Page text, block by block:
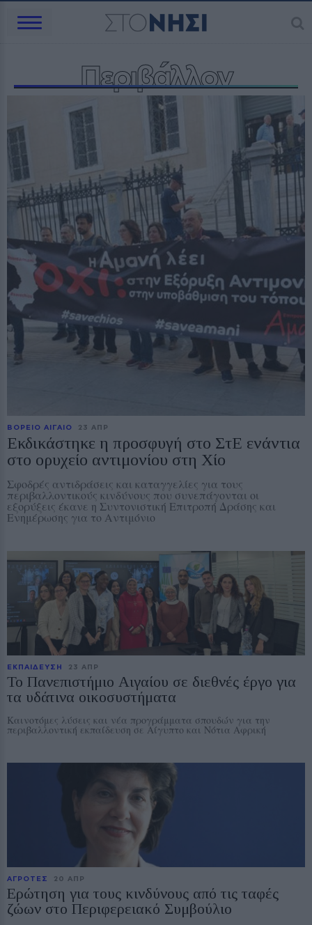
Περιβάλλον
ΒΟΡΕΙΟ ΑΙΓΑΙΟ 23 ΑΠΡ
Εκδικάστηκε η προσφυγή στο ΣτΕ ενάντια
στο ορυχείο αντιμονίου στη Χίο
Σφοδρές αντιδράσεις και καταγγελίες για τους
περιβαλλοντικούς κινδύνους που συνεπάγονται οι
εξορύξεις έκανε η Συντονιστική Επιτροπή Δράσης και
Ενημέρωσης για το Αντιμόνιο
ΕΚΠΑΙΔΕΥΣΗ 23 ΑΠΡ
Το Πανεπιστήμιο Αιγαίου σε διεθνές έργο για
τα υδάτινα οικοσυστήματα
Καινοτόμες λύσεις και νέα προγράμματα σπουδών για την
περιβαλλοντική εκπαίδευση σε Αίγυπτο και Νότια Αφρική
ΑΓΡΟΤΕΣ 20 ΑΠΡ
Ερώτηση για τους κινδύνους από τις ταφές
ζώων στο Περιφερειακό Συμβούλιο